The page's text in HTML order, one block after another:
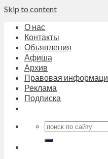
Skip to content
О нас
Контакты
Объявления
Афиша
Архив
Правовая
Реклама
Подписка